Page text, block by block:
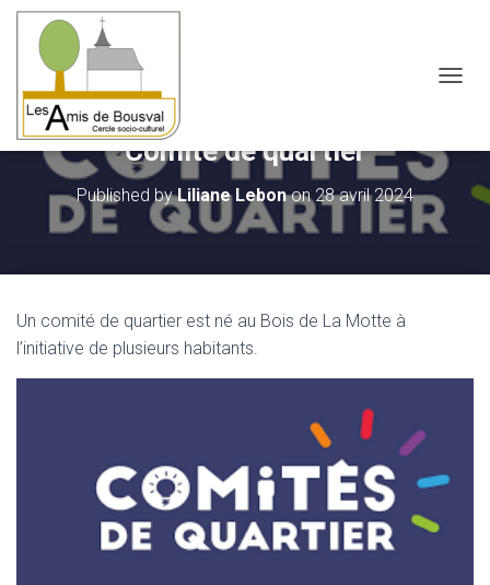
Comité de quartier
Published byLiliane Lebonon28 avril 2024
Un comité de quartier est né au Bois de La Motte à
l’initiative de plusieurs habitants.